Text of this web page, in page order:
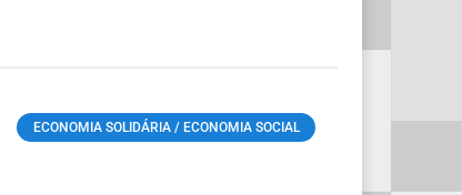
ECONOMIA SOLIDÁRIA / ECONOMIA SOCIAL